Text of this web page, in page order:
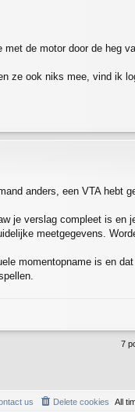
de motor door de heg
ze ook niks mee, vind ik
anders, een VTA hebt
je verslag compleet is en
meetgegevens.
momentopname is en
7
All
Delete cookies
us